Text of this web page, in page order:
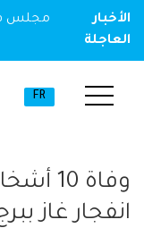
الأخبار
العاجلة
مجلس
FR
انفجار غاز